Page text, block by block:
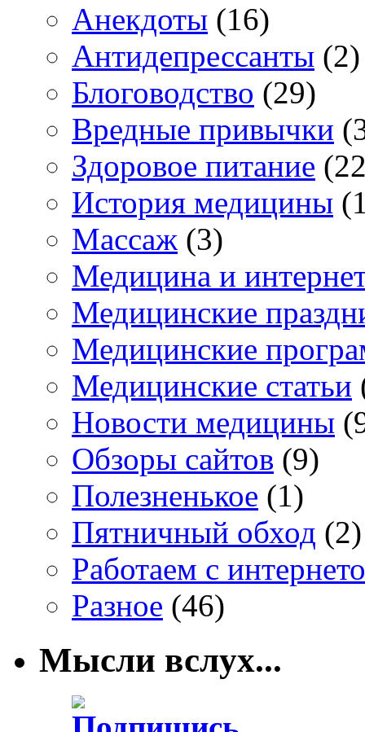
Анекдоты (16)
Антидепрессанты (2)
Блоговодство (29)
Вредные привычки
Здоровое питание
История медицины
Массаж (3)
Медицина и
Медицинские
Медицинские
Медицинские статьи
Новости медицины
Обзоры сайтов (9)
Полезненькое (1)
Пятничный обход (2)
Работаем с
Разное (46)
Мысли вслух...